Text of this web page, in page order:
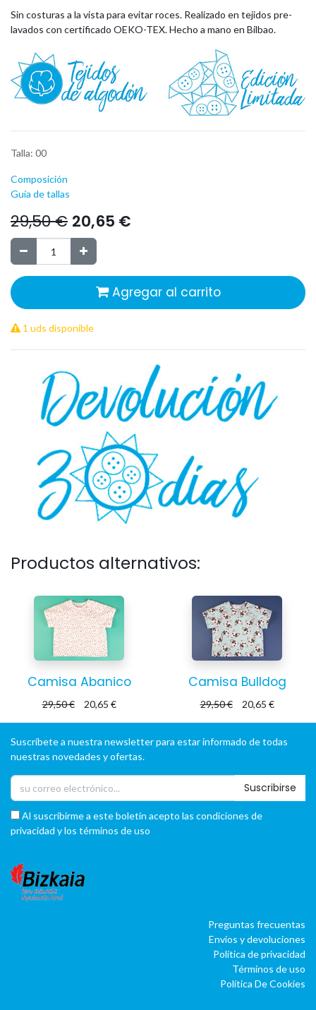
Sin costuras a la vista para evitar roces. Realizado en tejidos pre-
lavados con certificado OEKO-TEX. Hecho a mano en Bilbao.
Talla: 00
Composición
Guía de tallas
29,50€ 20,65 €
Agregar al carrito
1 uds disponible
Productos alternativos:
Camisa Abanico
29,50€ 20,65 €
Camisa Bulldog
29,50€ 20,65 €
Suscríbete a nuestra newsletter para estar informado de todas
nuestras novedades y ofertas.
Suscribirse
Al suscribirme a este boletín acepto las condiciones de
privacidad y los términos de uso
Preguntas frecuentas
Envíos y devoluciones
Política de privacidad
Términos de uso
Política De Cookies